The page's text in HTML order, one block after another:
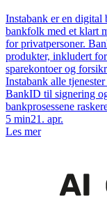
Instabank er en digital
bankfolk med et klart
for privatpersoner.
produkter, inkludert
sparekontoer og
Instabank alle
BankID til signering
bankprosessene
5 min21. apr.
Les mer